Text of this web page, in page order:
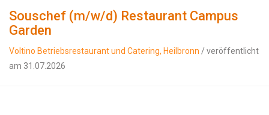
Souschef (m/w/d) Restaurant Campus
Garden
Voltino Betriebsrestaurant und Catering, Heilbronn / veröffentlicht
am 31.07.2026